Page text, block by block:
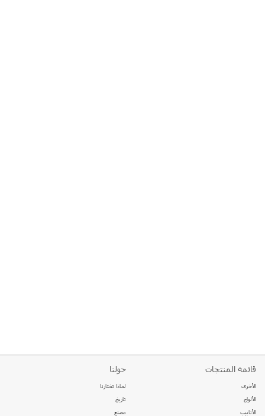
حولنا
لماذا تختارنا
تاريخ
مصنع
قائمة المنتجات
الأخرى
الألواح
الأنابيب